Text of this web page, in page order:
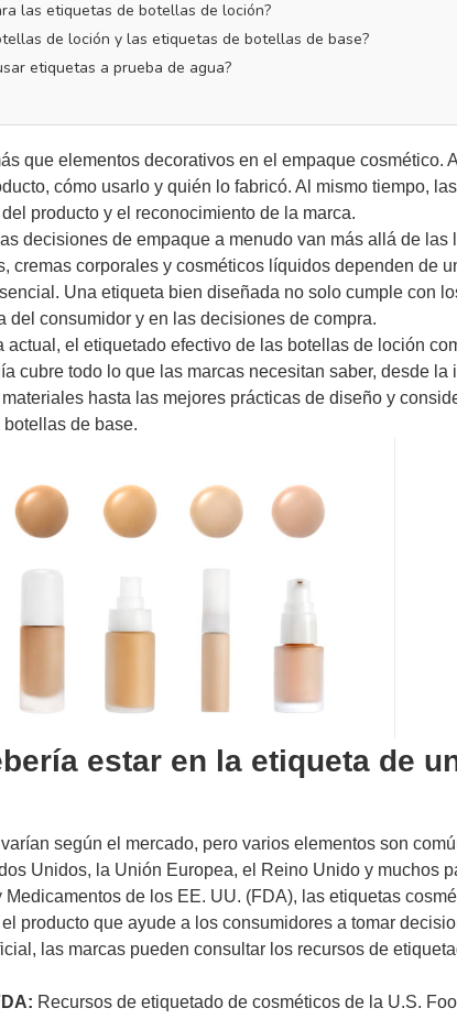
las etiquetas de botellas de loción?
de loción y las etiquetas de botellas de base?
etiquetas a prueba de agua?
que elementos decorativos en el empaque cosmético.
cómo usarlo y quién lo fabricó. Al mismo tiempo,
producto y el reconocimiento de la marca.
decisiones de empaque a menudo van más allá de las
cremas corporales y cosméticos líquidos dependen de
Una etiqueta bien diseñada no solo cumple con
consumidor y en las decisiones de compra.
el etiquetado efectivo de las botellas de loción
cubre todo lo que las marcas necesitan saber, desde la
hasta las mejores prácticas de diseño y
de base.
estar en la etiqueta de
según el mercado, pero varios elementos son
Unidos, la Unión Europea, el Reino Unido y muchos
de los EE. UU. (FDA), las etiquetas
producto que ayude a los consumidores a tomar
las marcas pueden consultar los recursos de
Recursos de etiquetado de cosméticos de la U.S.